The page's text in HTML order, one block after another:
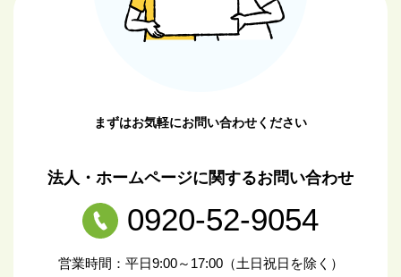
まずはお気軽にお問い合わせください
法人・ホームページに関するお問い合わせ
0920-52-9054
営業時間：平日9:00～17:00（土日祝日を除く）